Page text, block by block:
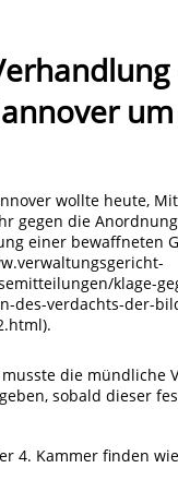
wollte heute,
gegen die
einer bewaffneten
klage-
des-verdachts-der-
die mündliche
sobald dieser
4. Kammer finden